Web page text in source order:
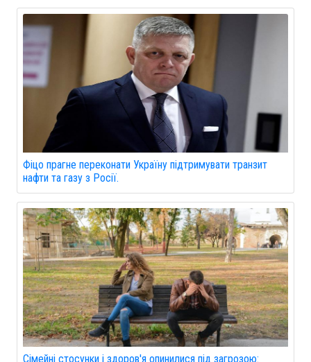
Фіцо прагне переконати Україну підтримувати транзит
нафти та газу з Росії.
Сімейні стосунки і здоров'я опинилися під загрозою: